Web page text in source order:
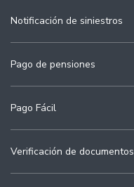
Notificación de siniestros
Pago de pensiones
Pago Fácil
Verificación de documentos